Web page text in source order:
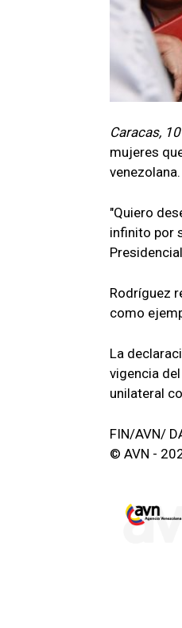
Caracas,
mujeres
venezolana.
"Quiero
infinito por
Rodríguez
como
La
vigencia
unilateral
FIN/AVN/
© AVN -